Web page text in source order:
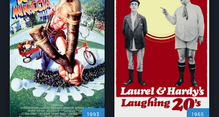
1993 1965